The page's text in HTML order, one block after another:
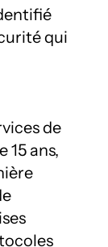
qui
de
15 ans,